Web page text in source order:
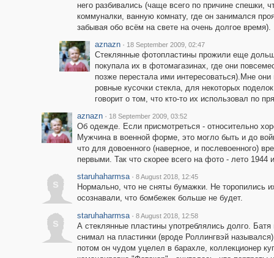
него разбивались (чаще всего по причине спешки,
коммуналки, ванную комнату, где он занимался
забывая обо всём на свете на очень долгое время).
aznazn · 18 September 2009, 02:47
Стеклянные фотопластины прожили еще
покупала их в фотомагазинах, где они
позже перестала ими интересоваться).Мне
ровные кусочки стекла, для некоторых
говорит о том, что кто-то их использовал по
aznazn · 18 September 2009, 03:52
Об одежде. Если присмотреться - относительно
Мужчина в военной форме, это могло быть и до
что для довоенного (наверное, и послевоенного)
первыми. Так что скорее всего на фото - лето 1944
s
staruhaharmsa · 8 August 2018, 12:45
Нормально, что не сняты бумажки. Не торопились
осознавали, что бомбежек больше не будет.
s
staruhaharmsa · 8 August 2018, 12:58
А стеклянные пластины употреблялись долго.
снимал на пластинки (вроде Роллингвэй
потом он чудом уцелел в барахле, коллекционер